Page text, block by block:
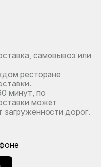
самовывоз или
ресторане
минут, по
может
загруженности дорог.